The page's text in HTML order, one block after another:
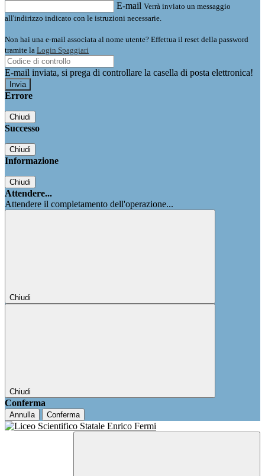
E-mail Verrà inviato un messaggio
all'indirizzo indicato con le istruzioni necessarie.
Non hai una e-mail associata al nome utente? Effettua il reset della password
tramite la Login Spaggiari
E-mail inviata, si prega di controllare la casella di posta elettronica!
Errore
Chiudi
Successo
Chiudi
Informazione
Chiudi
Attendere...
Attendere il completamento dell'operazione...
Chiudi
Chiudi
Conferma
Annulla Conferma